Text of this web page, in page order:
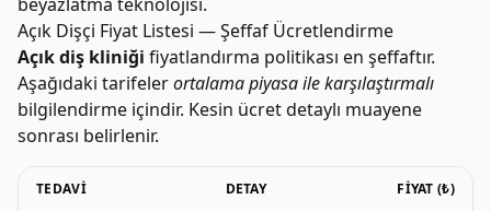
Açık Dişçi Fiyat Listesi — Şeffaf Ücretlendirme
Açık diş kliniği fiyatlandırma politikası en şeffaftır.
Aşağıdaki tarifelerortalama piyasa ile karşılaştırmalı
bilgilendirme içindir. Kesin ücret detaylı muayene
sonrası belirlenir.
TEDAVI DETAY FIYAT (₺)